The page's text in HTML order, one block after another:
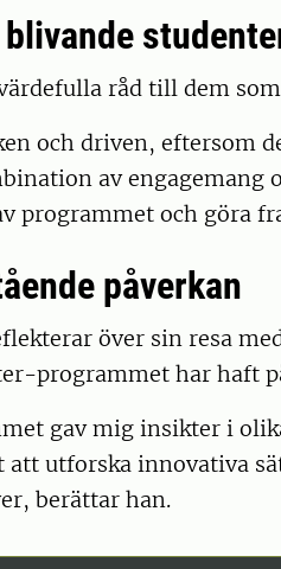
råd till dem
och driven, eftersom
av
programmet och göra
påverkan
över sin resa
programmet har haft
gav mig insikter i
att utforska innovativa
berättar han.